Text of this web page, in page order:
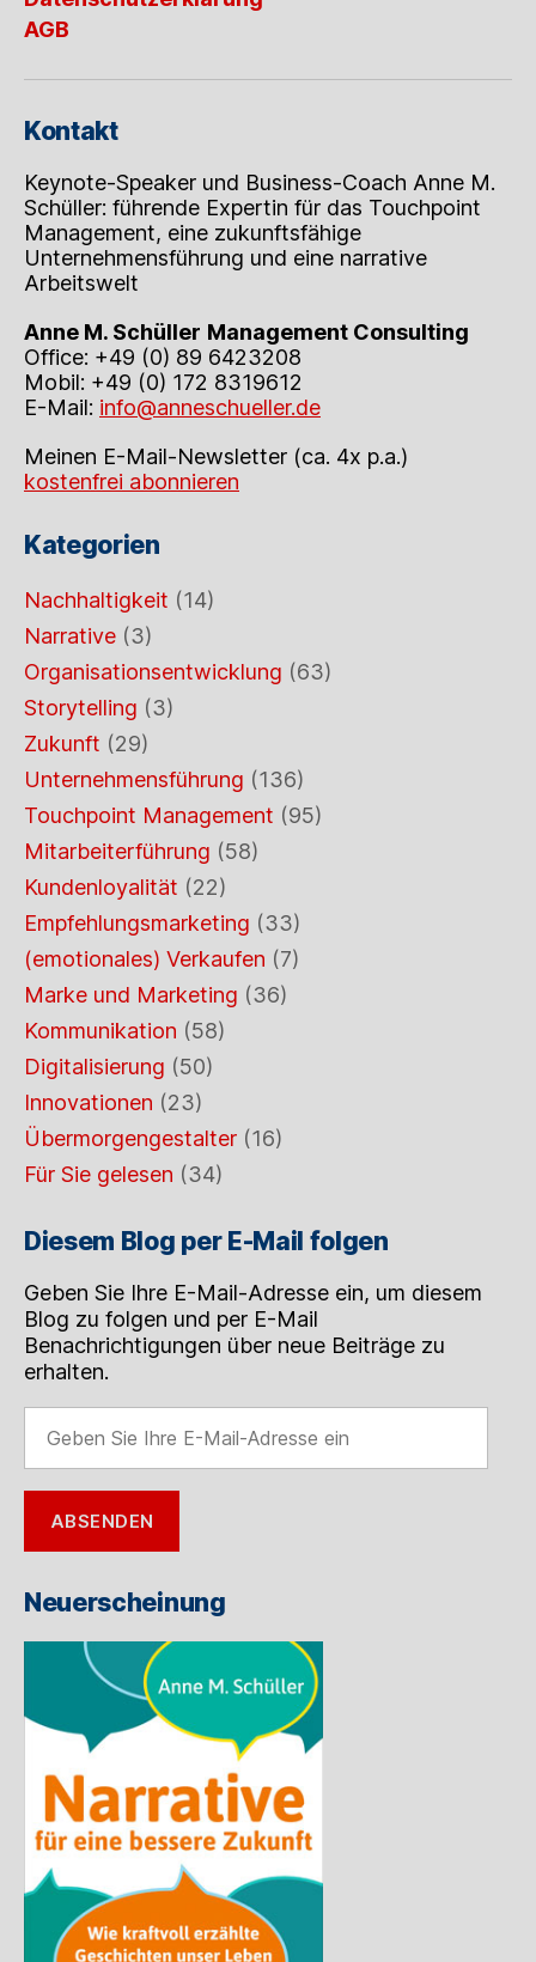
AGB
Kontakt
Keynote-Speaker und Business-Coach Anne M.
Schüller: führende Expertin für das Touchpoint
Management, eine zukunftsfähige
Unternehmensführung und eine narrative
Arbeitswelt
Anne M. Schüller Management Consulting
Office: +49 (0) 89 6423208
Mobil: +49 (0) 172 8319612
E-Mail: info@anneschueller.de
Meinen E-Mail-Newsletter (ca. 4x p.a.)
kostenfrei abonnieren
Kategorien
Nachhaltigkeit (14)
Narrative (3)
Organisationsentwicklung (63)
Storytelling (3)
Zukunft (29)
Unternehmensführung (136)
Touchpoint Management (95)
Mitarbeiterführung (58)
Kundenloyalität (22)
Empfehlungsmarketing (33)
(emotionales) Verkaufen (7)
Marke und Marketing (36)
Kommunikation (58)
Digitalisierung (50)
Innovationen (23)
Übermorgengestalter (16)
Für Sie gelesen (34)
Diesem Blog per E-Mail folgen
Geben Sie Ihre E-Mail-Adresse ein, um diesem
Blog zu folgen und per E-Mail
Benachrichtigungen über neue Beiträge zu
erhalten.
Sie
Ihre
E-
Mail-
Adresse
ABSENDEN
Neuerscheinung